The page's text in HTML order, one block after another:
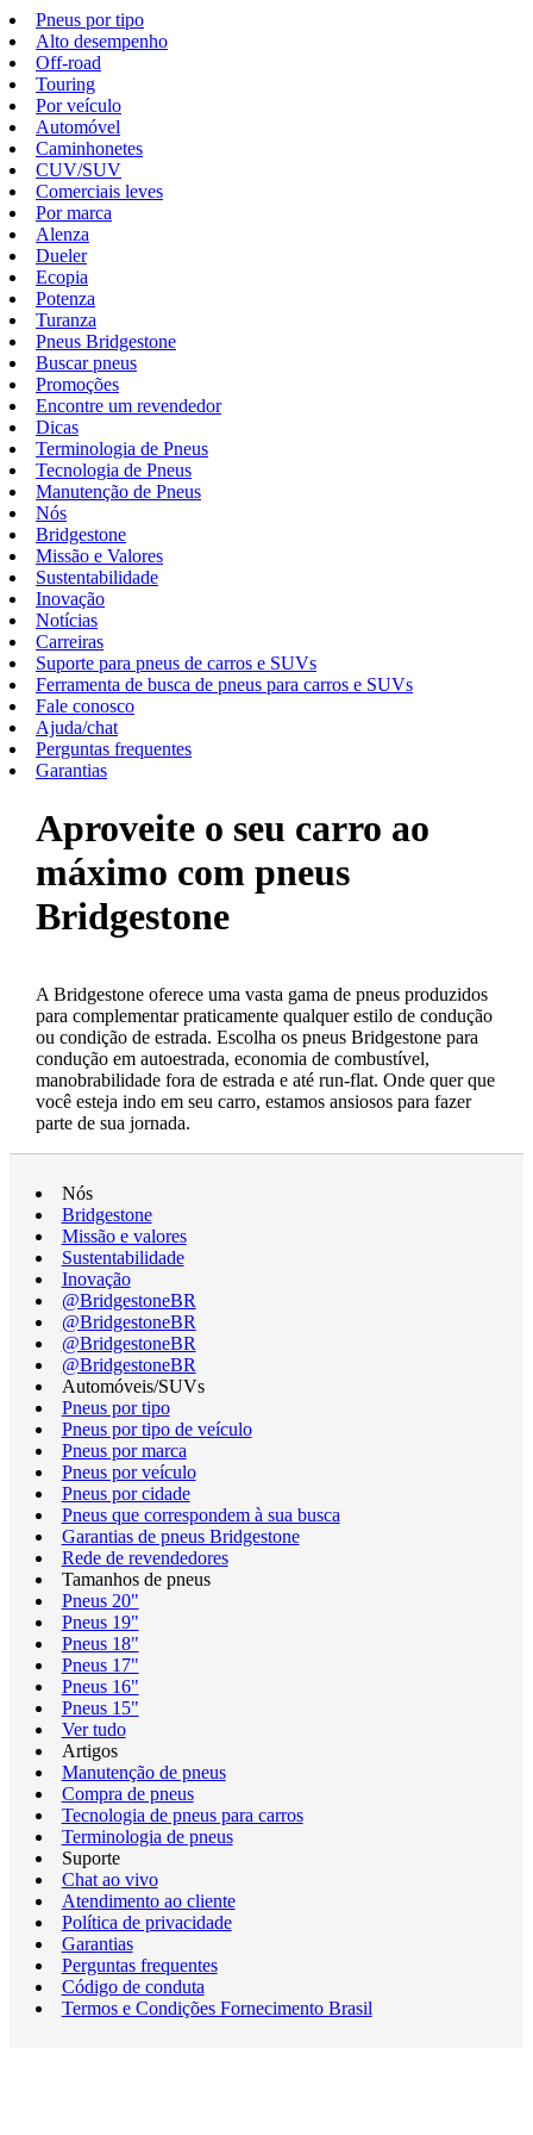
Pneus por tipo
Alto desempenho
Off-road
Touring
Por veículo
Automóvel
Caminhonetes
CUV/SUV
Comerciais leves
Por marca
Alenza
Dueler
Ecopia
Potenza
Turanza
Pneus Bridgestone
Buscar pneus
Promoções
Encontre um revendedor
Dicas
Terminologia de Pneus
Tecnologia de Pneus
Manutenção de Pneus
Nós
Bridgestone
Missão e Valores
Sustentabilidade
Inovação
Notícias
Carreiras
Suporte para pneus de carros e SUVs
Ferramenta de busca de pneus para carros e SUVs
Fale conosco
Ajuda/chat
Perguntas frequentes
Garantias
Aproveite o seu carro ao
máximo com pneus
Bridgestone
A Bridgestone oferece uma vasta gama de pneus produzidos
para complementar praticamente qualquer estilo de condução
ou condição de estrada. Escolha os pneus Bridgestone para
condução em autoestrada, economia de combustível,
manobrabilidade fora de estrada e até run-flat. Onde quer que
você esteja indo em seu carro, estamos ansiosos para fazer
parte de sua jornada.
Nós
Bridgestone
Missão e valores
Sustentabilidade
Inovação
@BridgestoneBR
@BridgestoneBR
@BridgestoneBR
@BridgestoneBR
Automóveis/SUVs
Pneus por tipo
Pneus por tipo de veículo
Pneus por marca
Pneus por veículo
Pneus por cidade
Pneus que correspondem à sua busca
Garantias de pneus Bridgestone
Rede de revendedores
Tamanhos de pneus
Pneus 20"
Pneus 19"
Pneus 18"
Pneus 17"
Pneus 16"
Pneus 15"
Ver tudo
Artigos
Manutenção de pneus
Compra de pneus
Tecnologia de pneus para carros
Terminologia de pneus
Suporte
Chat ao vivo
Atendimento ao cliente
Política de privacidade
Garantias
Perguntas frequentes
Código de conduta
Termos e Condições Fornecimento Brasil